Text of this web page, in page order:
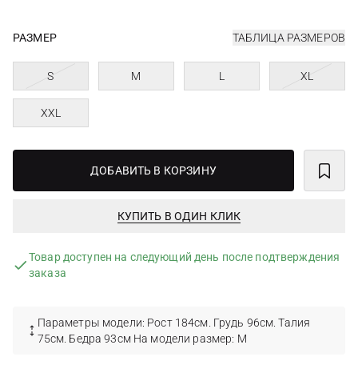
РАЗМЕР ТАБЛИЦА РАЗМЕРОВ
S M L XL
XXL
ДОБАВИТЬ В КОРЗИНУ
КУПИТЬ В ОДИН КЛИК
Товар доступен на следующий день после подтверждения
заказа
Параметры модели: Рост 184см. Грудь 96см. Талия
75см. Бедра 93см На модели размер: М